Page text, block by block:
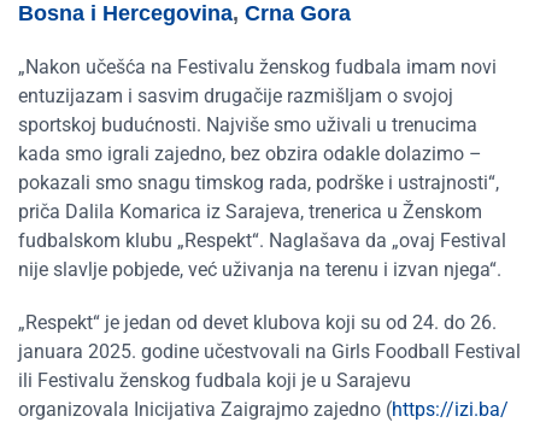
Bosna i Hercegovina, Crna Gora
„Nakon učešća na Festivalu ženskog fudbala imam novi
entuzijazam i sasvim drugačije razmišljam o svojoj
sportskoj budućnosti. Najviše smo uživali u trenucima
kada smo igrali zajedno, bez obzira odakle dolazimo –
pokazali smo snagu timskog rada, podrške i ustrajnosti“,
priča Dalila Komarica iz Sarajeva, trenerica u Ženskom
fudbalskom klubu „Respekt“. Naglašava da „ovaj Festival
nije slavlje pobjede, već uživanja na terenu i izvan njega“.
„Respekt“ je jedan od devet klubova koji su od 24. do 26.
januara 2025. godine učestvovali na Girls Foodball Festival
ili Festivalu ženskog fudbala koji je u Sarajevu
organizovala Inicijativa Zaigrajmo zajedno (https://izi.ba/